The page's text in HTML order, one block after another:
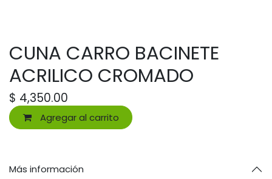
CUNA CARRO BACINETE
ACRILICO CROMADO
$ 4,350.00
Agregar al carrito
Más información